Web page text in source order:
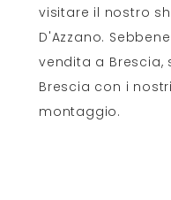
visitare il nostro
D'Azzano.
vendita a Brescia,
Brescia con i
montaggio.